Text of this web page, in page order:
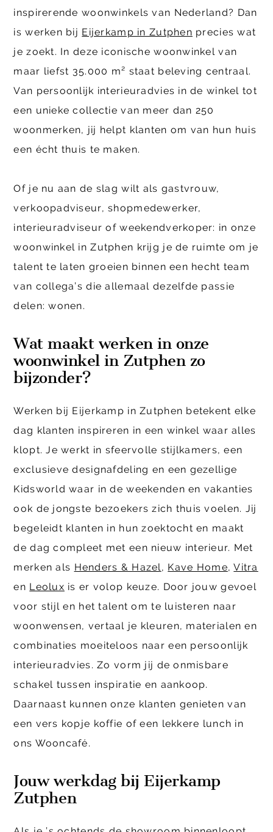
inspirerende woonwinkels van Nederland? Dan
is werken bij Eijerkamp in Zutphen precies wat
je zoekt. In deze iconische woonwinkel van
maar liefst 35.000 m² staat beleving centraal.
Van persoonlijk interieuradvies in de winkel tot
een unieke collectie van meer dan 250
woonmerken, jij helpt klanten om van hun huis
een écht thuis te maken.
Of je nu aan de slag wilt als gastvrouw,
verkoopadviseur, shopmedewerker,
interieuradviseur of weekendverkoper: in onze
woonwinkel in Zutphen krijg je de ruimte om je
talent te laten groeien binnen een hecht team
van collega’s die allemaal dezelfde passie
delen: wonen.
Wat maakt werken in onze
woonwinkel in Zutphen zo
bijzonder?
Werken bij Eijerkamp in Zutphen betekent elke
dag klanten inspireren in een winkel waar alles
klopt. Je werkt in sfeervolle stijlkamers, een
exclusieve designafdeling en een gezellige
Kidsworld waar in de weekenden en vakanties
ook de jongste bezoekers zich thuis voelen. Jij
begeleidt klanten in hun zoektocht en maakt
de dag compleet met een nieuw interieur. Met
merken als Henders & Hazel, Kave Home,Vitra
en Leolux is er volop keuze. Door jouw gevoel
voor stijl en het talent om te luisteren naar
woonwensen, vertaal je kleuren, materialen en
combinaties moeiteloos naar een persoonlijk
interieuradvies. Zo vorm jij de onmisbare
schakel tussen inspiratie en aankoop.
Daarnaast kunnen onze klanten genieten van
een vers kopje koffie of een lekkere lunch in
ons Wooncafé.
Jouw werkdag bij Eijerkamp
Zutphen